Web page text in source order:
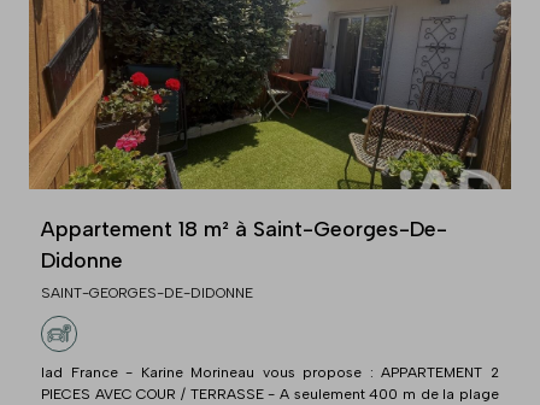
Appartement 18 m² à Saint-Georges-De-
Didonne
SAINT-GEORGES-DE-DIDONNE
Iad France - Karine Morineau vous propose : APPARTEMENT 2
PIECES AVEC COUR / TERRASSE - A seulement 400 m de la plage